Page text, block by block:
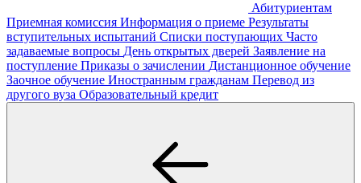
Абитуриентам
Приемная комиссия Информация о приеме Результаты
вступительных испытаний Списки поступающих Часто
задаваемые вопросы День открытых дверей Заявление на
поступление Приказы о зачислении Дистанционное обучение
Заочное обучение Иностранным гражданам Перевод из
другого вуза Образовательный кредит